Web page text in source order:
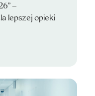
–
lepszej opieki